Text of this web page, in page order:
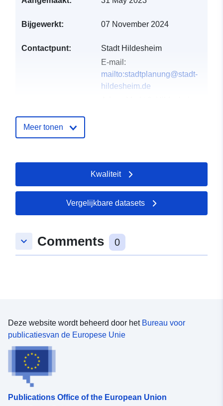
Bijgewerkt: 07 November 2024
Contactpunt:
Stadt Hildesheim
E-mail:
mailto:stadtplanung@stadt-
hildesheim.de
Catalogusregister
Toegevoegd aan data.europa.eu:
21 February 2026
Bijgewerkt op data.europa.eu:
April 2026
52.1465355 ], [ 9.9654619,
52.1465355 ], [ 9.9654619,
Ruimtelijk
hulpmiddel:
Is conform:
uriRef:
http://data.europa.eu/88u/dataset/
Meer tonen
Kwaliteit
Vergelijkbare datasets
keyboard_arrow_down Comments 0
Deze website wordt beheerd door het Bureau voor
publicatiesvan de Europese Unie
Publications Office of the European Union